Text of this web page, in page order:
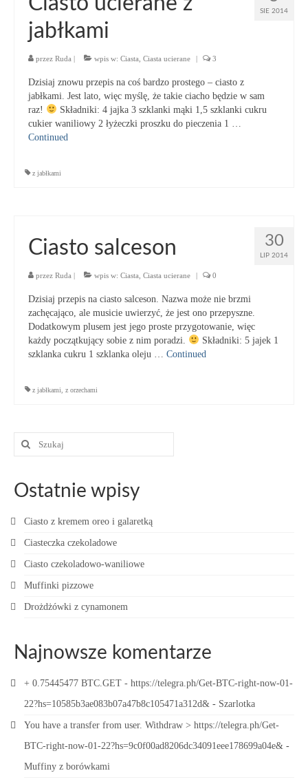
SIE 2014
jabłkami
przez Ruda | wpis w: Ciasta Ciasta ucierane | 3
Dzisiaj znowu przepis na coś bardzo prostego – ciasto z
jabłkami. Jest lato, więc myślę, że takie ciacho będzie w sam
raz!
Składniki: 4 jajka 3 szklanki mąki 1,5 szklanki cukru
cukier waniliowy 2 łyżeczki proszku do pieczenia 1 …
Continued
z jabłkami
30
LIP 2014
Ciasto salceson
przez Ruda | wpis w: Ciasta Ciasta ucierane | 0
Dzisiaj przepis na ciasto salceson. Nazwa może nie brzmi
zachęcająco, ale musicie uwierzyć, że jest ono przepyszne.
Dodatkowym plusem jest jego proste przygotowanie, więc
każdy początkujący sobie z nim poradzi.
Składniki: 5 jajek 1
szklanka cukru 1 szklanka oleju … Continued
z jabłkami z orzechami
Szuklaj
Ostatnie wpisy
Ciasto z kremem oreo i galaretką
Ciasteczka czekoladowe
Ciasto czekoladowo-waniliowe
Muffinki pizzowe
Drożdżówki z cynamonem
Najnowsze komentarze
+ 0.75445477 BTC.GET - https://telegra.ph/Get-BTC-right-now-01-
22?hs=10585b3ae083b07a47b8c105471a312d& - Szarlotka
You have a transfer from user. Withdrаw > https://telegra.ph/Get-
BTC-right-now-01-22?hs=9c0f00ad8206dc34091eee178699a04e& -
Muffiny z borówkami